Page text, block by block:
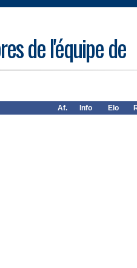
de l'équipe de
Af. Info Elo